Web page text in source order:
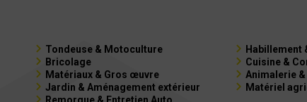
Tondeuse & Motoculture
Bricolage
Matériaux & Gros œuvre
Jardin & Aménagement extérieur
Habillement
Cuisine &
Animalerie &
Matériel